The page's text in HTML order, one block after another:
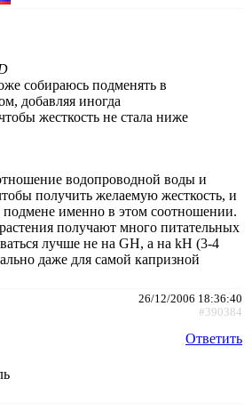
собираюсь подменять в
добавляя иногда
жесткость не стала ниже
водопроводной воды и
получить желаемую жесткость, и
подмене именно в этом соотношении.
получают много питательных
лучше не на GH, а на kH (3-4
даже для самой капризной
26/12/2006 18:36:40
#390384
Ответить